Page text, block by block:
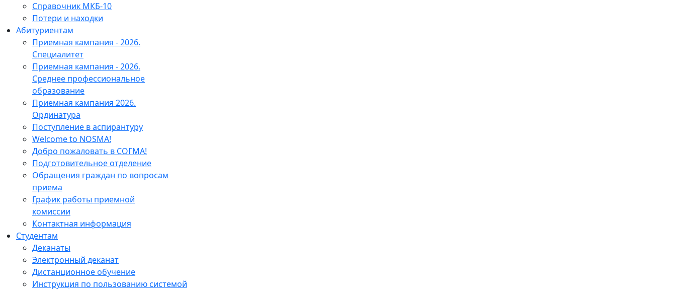
Справочник МКБ-10
Потери и находки
Абитуриентам
Приемная кампания - 2026.
Специалитет
Приемная кампания - 2026.
Среднее профессиональное
образование
Приемная кампания 2026.
Ординатура
Поступление в аспирантуру
Welcome to NOSMA!
Добро пожаловать в СОГМА!
Подготовительное отделение
Обращения граждан по вопросам
приема
График работы приемной
комиссии
Контактная информация
Студентам
Деканаты
Электронный деканат
Дистанционное обучение
Инструкция по пользованию системой